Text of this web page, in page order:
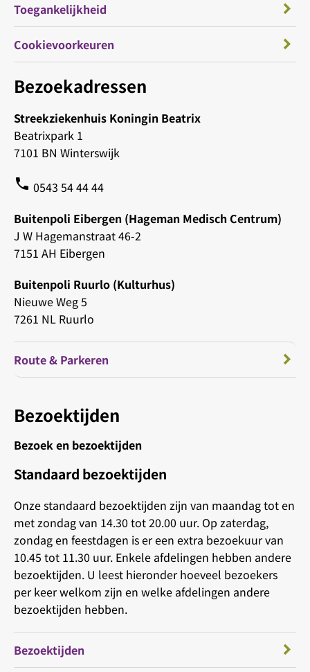
Bezoekadressen
Streekziekenhuis Koningin Beatrix
Beatrixpark 1
7101 BN Winterswijk
phone 0543 54 44 44
Buitenpoli Eibergen (Hageman Medisch Centrum)
J W Hagemanstraat 46-2
7151 AH Eibergen
Buitenpoli Ruurlo (Kulturhus)
Nieuwe Weg 5
7261 NL Ruurlo
Route & Parkeren
Bezoektijden
Bezoek en bezoektijden
Standaard bezoektijden
Onze standaard bezoektijden zijn van maandag tot en
met zondag van 14.30 tot 20.00 uur. Op zaterdag,
zondag en feestdagen is er een extra bezoekuur van
10.45 tot 11.30 uur. Enkele afdelingen hebben andere
bezoektijden. U leest hieronder hoeveel bezoekers
per keer welkom zijn en welke afdelingen andere
bezoektijden hebben.
Bezoektijden
Toegankelijkheid
Cookievoorkeuren